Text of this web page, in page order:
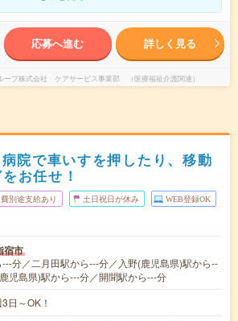
応募へ進む 詳しく見る
ープ株式会社 ケアサービス事業部 （医療福祉介護関連）
院で車いすを押したり、移動
お任せ！
別途支給あり 土日祝日が休み WEB登録OK
宿市
分／二月田駅から---分／入野(鹿児島県)駅から--
児島県)駅から---分／開聞駅から---分
日～OK！